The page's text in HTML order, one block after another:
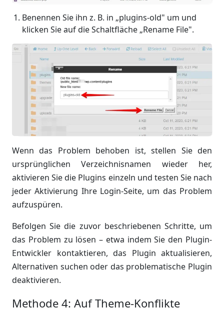
Benennen Sie ihn z. B. in „plugins-old" um und
klicken Sie auf die Schaltfläche „Rename File".
Wenn das Problem behoben ist, stellen Sie den
ursprünglichen Verzeichnisnamen wieder her,
aktivieren Sie die Plugins einzeln und testen Sie nach
jeder Aktivierung Ihre Login-Seite, um das Problem
aufzuspüren.
Befolgen Sie die zuvor beschriebenen Schritte, um
das Problem zu lösen – etwa indem Sie den Plugin-
Entwickler kontaktieren, das Plugin aktualisieren,
Alternativen suchen oder das problematische Plugin
deaktivieren.
Methode 4: Auf Theme-Konflikte